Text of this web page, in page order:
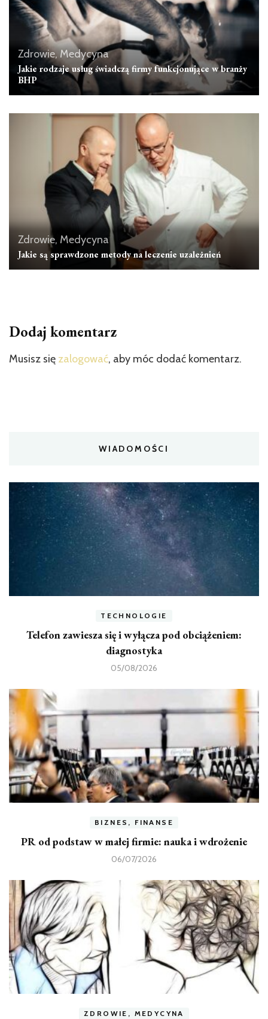
Zdrowie, Medycyna
Jakie rodzaje usług świadczą firmy funkcjonujące w branży
BHP
Zdrowie, Medycyna
Jakie są sprawdzone metody na leczenie uzależnień
Dodaj komentarz
Musisz się zalogować, aby móc dodać komentarz.
WIADOMOŚCI
TECHNOLOGIE
Telefon zawiesza się i wyłącza pod obciążeniem:
diagnostyka
05/08/2026
BIZNES, FINANSE
PR od podstaw w małej firmie: nauka i wdrożenie
06/07/2026
ZDROWIE, MEDYCYNA